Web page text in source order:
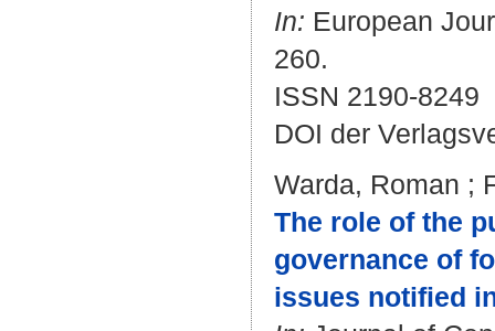
In: European
260.
ISSN 2190-8249
DOI der
Warda, Roman ;
The role of the
governance of
issues notified